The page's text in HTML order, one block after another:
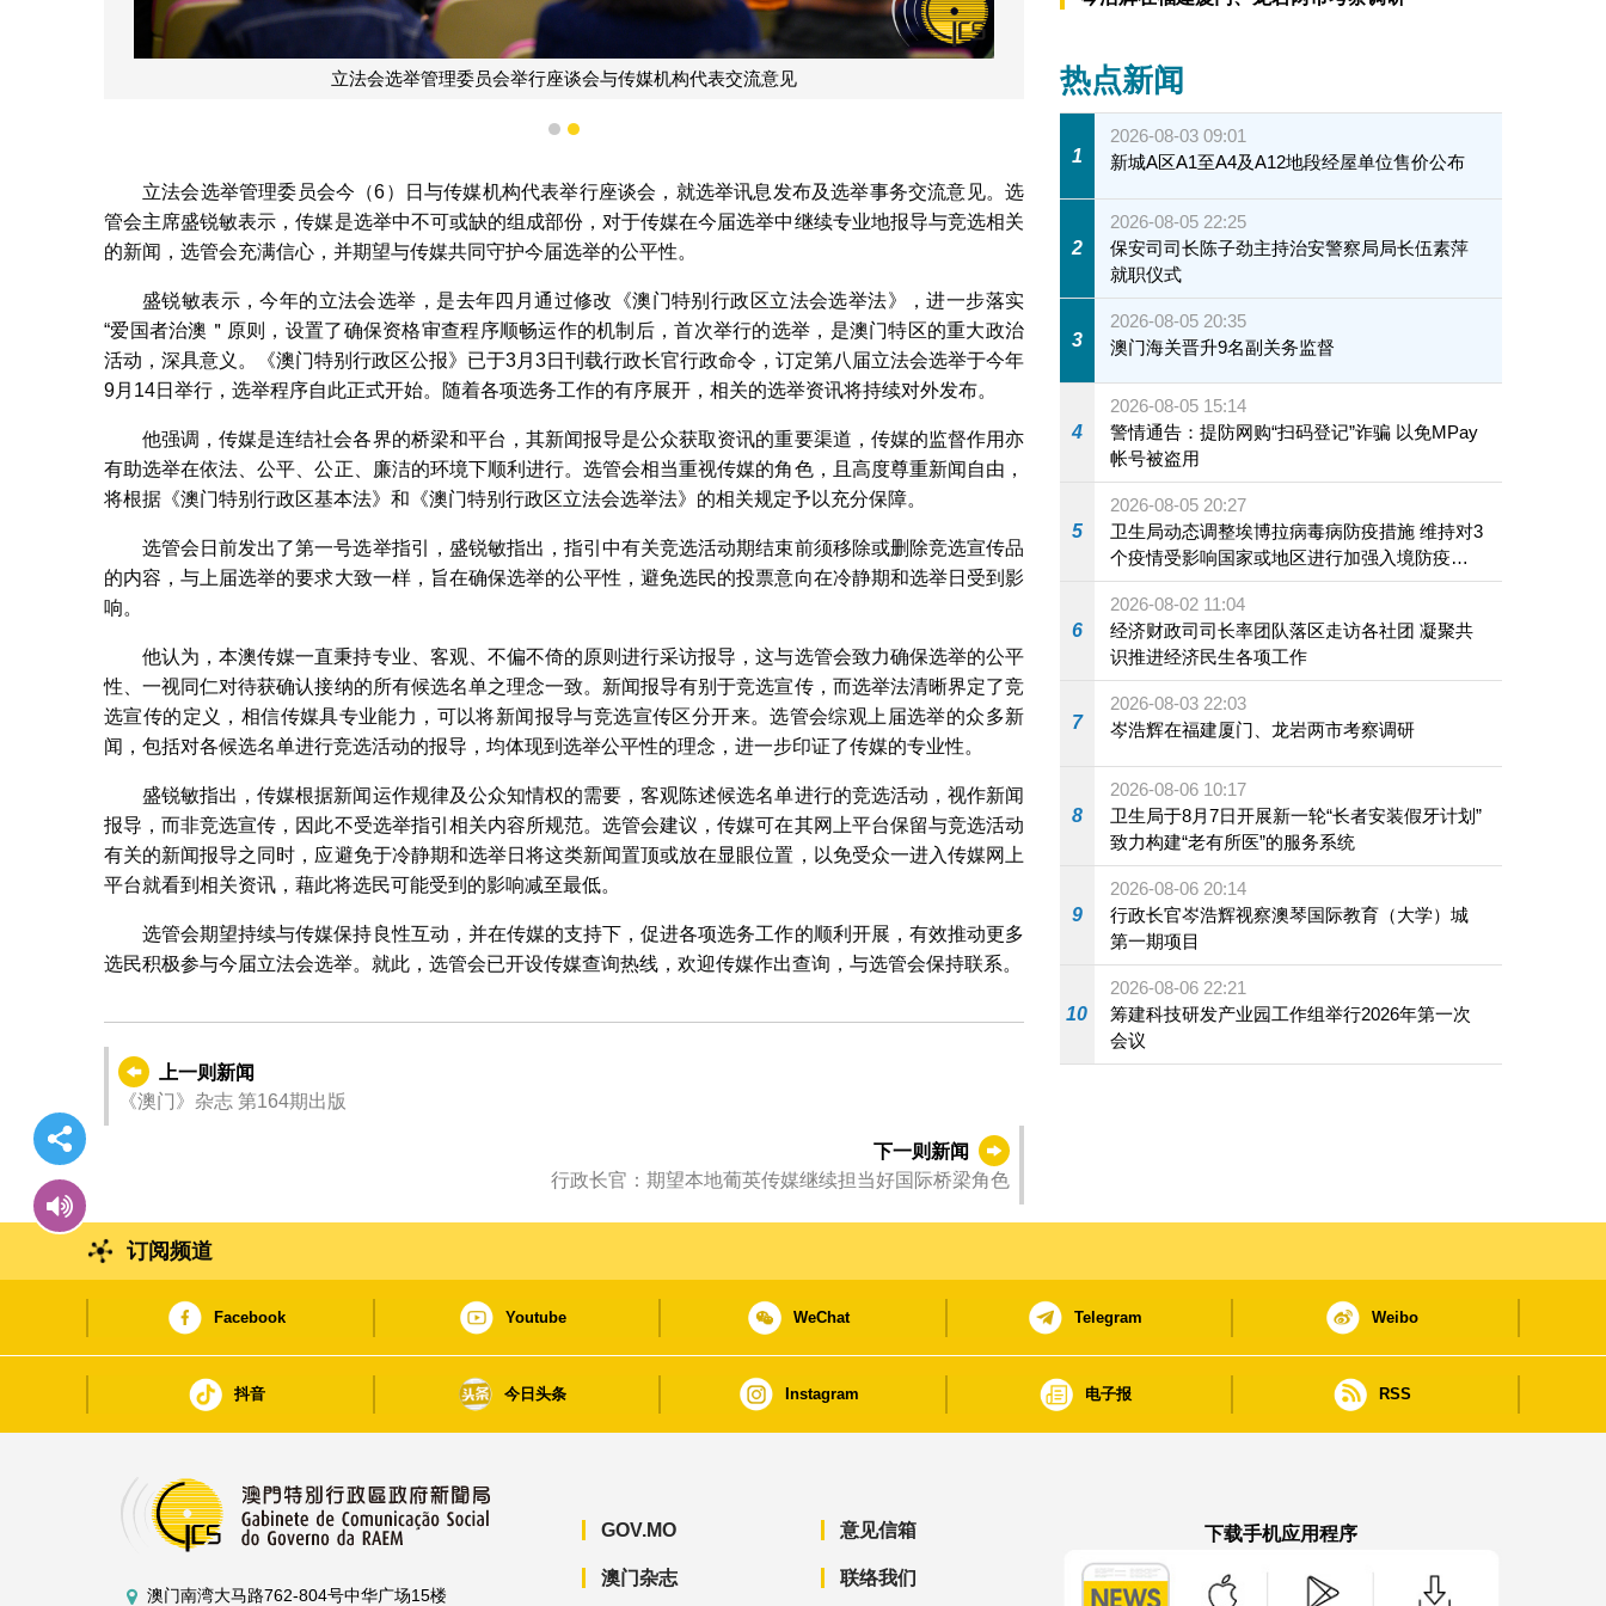
立法会选举管理委员会举行座谈会与传媒机构代表交流意见
1 2
立法会选举管理委员会今（6）日与传媒机构代表举行座谈会，就选举讯息发布及选举事务交流意见。选
管会主席盛锐敏表示，传媒是选举中不可或缺的组成部份，对于传媒在今届选举中继续专业地报导与竞选相关
的新闻，选管会充满信心，并期望与传媒共同守护今届选举的公平性。
盛锐敏表示，今年的立法会选举，是去年四月通过修改《澳门特别行政区立法会选举法》，进一步落实
“爱国者治澳＂原则，设置了确保资格审查程序顺畅运作的机制后，首次举行的选举，是澳门特区的重大政治
活动，深具意义。《澳门特别行政区公报》已于3月3日刊载行政长官行政命令，订定第八届立法会选举于今年
9月14日举行，选举程序自此正式开始。随着各项选务工作的有序展开，相关的选举资讯将持续对外发布。
他强调，传媒是连结社会各界的桥梁和平台，其新闻报导是公众获取资讯的重要渠道，传媒的监督作用亦
有助选举在依法、公平、公正、廉洁的环境下顺利进行。选管会相当重视传媒的角色，且高度尊重新闻自由，
将根据《澳门特别行政区基本法》和《澳门特别行政区立法会选举法》的相关规定予以充分保障。
选管会日前发出了第一号选举指引，盛锐敏指出，指引中有关竞选活动期结束前须移除或删除竞选宣传品
的内容，与上届选举的要求大致一样，旨在确保选举的公平性，避免选民的投票意向在冷静期和选举日受到影
响。
他认为，本澳传媒一直秉持专业、客观、不偏不倚的原则进行采访报导，这与选管会致力确保选举的公平
性、一视同仁对待获确认接纳的所有候选名单之理念一致。新闻报导有别于竞选宣传，而选举法清晰界定了竞
选宣传的定义，相信传媒具专业能力，可以将新闻报导与竞选宣传区分开来。选管会综观上届选举的众多新
闻，包括对各候选名单进行竞选活动的报导，均体现到选举公平性的理念，进一步印证了传媒的专业性。
盛锐敏指出，传媒根据新闻运作规律及公众知情权的需要，客观陈述候选名单进行的竞选活动，视作新闻
报导，而非竞选宣传，因此不受选举指引相关内容所规范。选管会建议，传媒可在其网上平台保留与竞选活动
有关的新闻报导之同时，应避免于冷静期和选举日将这类新闻置顶或放在显眼位置，以免受众一进入传媒网上
平台就看到相关资讯，藉此将选民可能受到的影响减至最低。
选管会期望持续与传媒保持良性互动，并在传媒的支持下，促进各项选务工作的顺利开展，有效推动更多
选民积极参与今届立法会选举。就此，选管会已开设传媒查询热线，欢迎传媒作出查询，与选管会保持联系。
上一则新闻
《澳门》杂志 第164期出版
下一则新闻
行政长官：期望本地葡英传媒继续担当好国际桥梁角色
热点新闻
1
2026-08-03 09:01
新城A区A1至A4及A12地段经屋单位售价公布
2
2026-08-05 22:25
保安司司长陈子劲主持治安警察局局长伍素萍
就职仪式
3
2026-08-05 20:35
澳门海关晋升9名副关务监督
4
2026-08-05 15:14
警情通告：提防网购“扫码登记”诈骗 以免MPay
帐号被盗用
5
2026-08-05 20:27
卫生局动态调整埃博拉病毒病防疫措施 维持对3
个疫情受影响国家或地区进行加强入境防疫措
施
6
2026-08-02 11:04
经济财政司司长率团队落区走访各社团 凝聚共
识推进经济民生各项工作
7
2026-08-03 22:03
岑浩辉在福建厦门、龙岩两市考察调研
8
2026-08-06 10:17
卫生局于8月7日开展新一轮“长者安装假牙计划”
致力构建“老有所医”的服务系统
9
2026-08-06 20:14
行政长官岑浩辉视察澳琴国际教育（大学）城
第一期项目
10
2026-08-06 22:21
筹建科技研发产业园工作组举行2026年第一次
会议
订阅频道
Facebook Youtube WeChat Telegram Weibo
抖音 今日头条 Instagram 电子报 RSS
澳门南湾大马路762-804号中华广场15楼
GOV.MO
澳门杂志
意见信箱
联络我们
下载手机应用程序